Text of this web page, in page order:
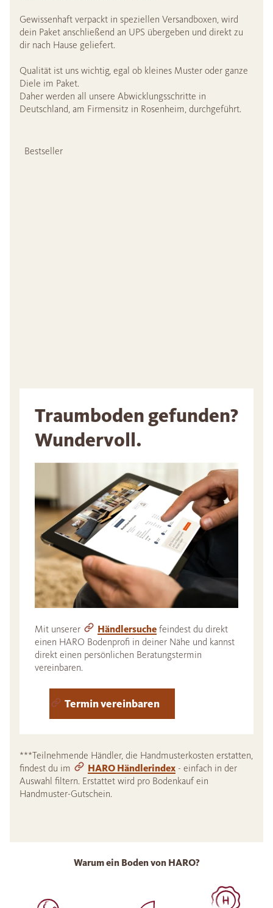
Gewissenhaft verpackt in speziellen Versandboxen, wird
dein Paket anschließend an UPS übergeben und direkt zu
dir nach Hause geliefert.
Qualität ist uns wichtig, egal ob kleines Muster oder ganze
Diele im Paket.
Daher werden all unsere Abwicklungsschritte in
Deutschland, am Firmensitz in Rosenheim, durchgeführt.
Bestseller
Traumboden gefunden?
Wundervoll.
Mit unserer Händlersuche feindest du direkt
einen HARO Bodenprofi in deiner Nähe und kannst
direkt einen persönlichen Beratungstermin
vereinbaren.
Termin vereinbaren
***Teilnehmende Händler, die Handmusterkosten erstatten,
findest du im
HARO Händlerindex - einfach in der
Auswahl filtern. Erstattet wird pro Bodenkauf ein
Handmuster-Gutschein.
Warum ein Boden von HARO?